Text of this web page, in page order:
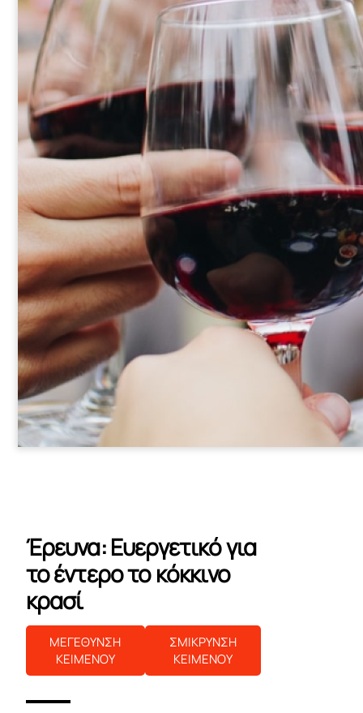
Έρευνα: Ευεργετικό για
το έντερο το κόκκινο
κρασί
ΜΕΓΕΘΥΝΣΗ
ΚΕΙΜΕΝΟΥ
ΣΜΙΚΡΥΝΣΗ
ΚΕΙΜΕΝΟΥ